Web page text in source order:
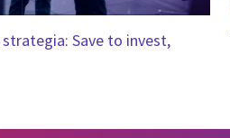
Save to invest,